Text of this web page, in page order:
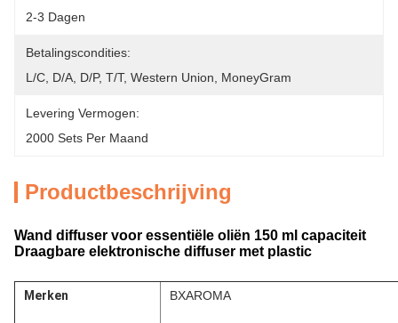
2-3 Dagen
Betalingscondities:
L/C, D/A, D/P, T/T, Western Union, MoneyGram
Levering Vermogen:
2000 Sets Per Maand
Productbeschrijving
Wand diffuser voor essentiële oliën 150 ml capaciteit
Draagbare elektronische diffuser met plastic
Merken BXAROMA